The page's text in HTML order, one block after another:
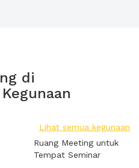
di
Lihat semua kegunaan
Ruang Meeting untuk
Tempat Seminar